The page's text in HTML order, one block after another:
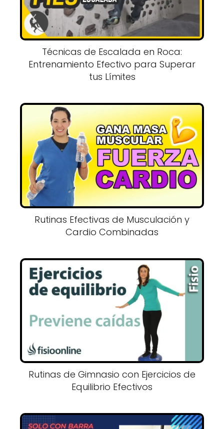
Técnicas de Escalada en Roca:
Entrenamiento Efectivo para Superar
tus Límites
Rutinas Efectivas de Musculación y
Cardio Combinadas
Rutinas de Gimnasio con Ejercicios de
Equilibrio Efectivos